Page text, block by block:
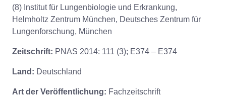
(8) Institut für Lungenbiologie und Erkrankung,
Helmholtz Zentrum München, Deutsches Zentrum für
Lungenforschung, München
Zeitschrift: PNAS 2014: 111 (3); E374 – E374
Land: Deutschland
Art der Veröffentlichung: Fachzeitschrift